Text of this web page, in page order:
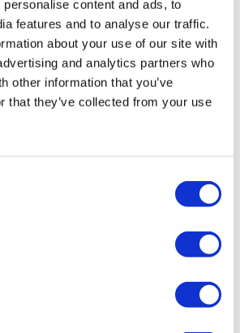
content and ads, to
features and to analyse our traffic.
about your use of our site with
and analytics partners who
other information that you’ve
that they’ve collected from your use
medical.
Recomandare